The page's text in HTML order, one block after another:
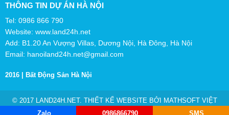
THÔNG TIN DỰ ÁN HÀ NỘI
Tel: 0986 866 790
Website: www.land24h.net
Add: B1.20 An Vượng Villas, Dương Nội, Hà Đông, Hà Nội
Email: hanoiland24h.net@gmail.com
2016 | Bất Động Sản Hà Nội
© 2017 LAND24H.NET. THIẾT KẾ WEBSITE BỞI MATHSOFT VIỆT
NAM
Zalo 0986866790 SMS